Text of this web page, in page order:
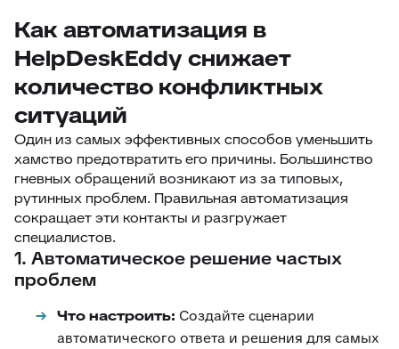
Как автоматизация в
HelpDeskEddy снижает
количество конфликтных
ситуаций
Один из самых эффективных способов уменьшить
хамство предотвратить его причины. Большинство
гневных обращений возникают из за типовых,
рутинных проблем. Правильная автоматизация
сокращает эти контакты и разгружает
специалистов.
1. Автоматическое решение частых
проблем
Что настроить: Создайте сценарии
автоматического ответа и решения для самых